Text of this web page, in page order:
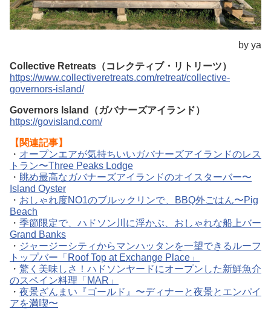
by ya
Collective Retreats（コレクティブ・リトリーツ）
https://www.collectiveretreats.com/retreat/collective-
governors-island/
Governors Island（ガバナーズアイランド）
https://govisland.com/
【関連記事】
・ オープンエアが気持ちいいガバナーズアイランドのレス
トラン〜Three Peaks Lodge
・ 眺め最高なガバナーズアイランドのオイスターバー〜
Island Oyster
・ おしゃれ度NO1のブルックリンで、BBQ外ごはん〜Pig
Beach
・ 季節限定で、ハドソン川に浮かぶ、おしゃれな船上バー
Grand Banks
・ ジャージーシティからマンハッタンを一望できるルーフ
トップバー「Roof Top at Exchange Place」
・ 驚く美味しさ！ハドソンヤードにオープンした新鮮魚介
のスペイン料理「MAR」
・ 夜景ざんまい『ゴールド』〜ディナーと夜景とエンパイ
アを満喫〜